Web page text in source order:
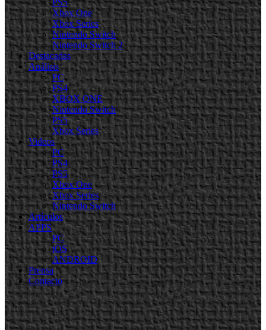
PS5
Xbox One
Xbox Series
Nintendo Switch
Nintendo Switch 2
Destacadas
Análisis
PC
PS4
XBOX ONE
Nintendo Switch
PS5
Xbox Series
Videos
PC
PS4
PS5
Xbox One
Xbox Series
Nintendo Switch
Artículos
APPS
PC
iOS
ANDROID
Prensa
Contacto